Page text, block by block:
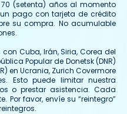
(setenta) años al momento
pago con tarjeta de crédito
su compra. No acumulable
Cuba, Irán, Siria, Corea del
Popular de Donetsk (DNR)
en Ucrania, Zurich Covermore
Esto puede limitar nuestra
o prestar asistencia. Cada
favor, envíe su “reintegro”